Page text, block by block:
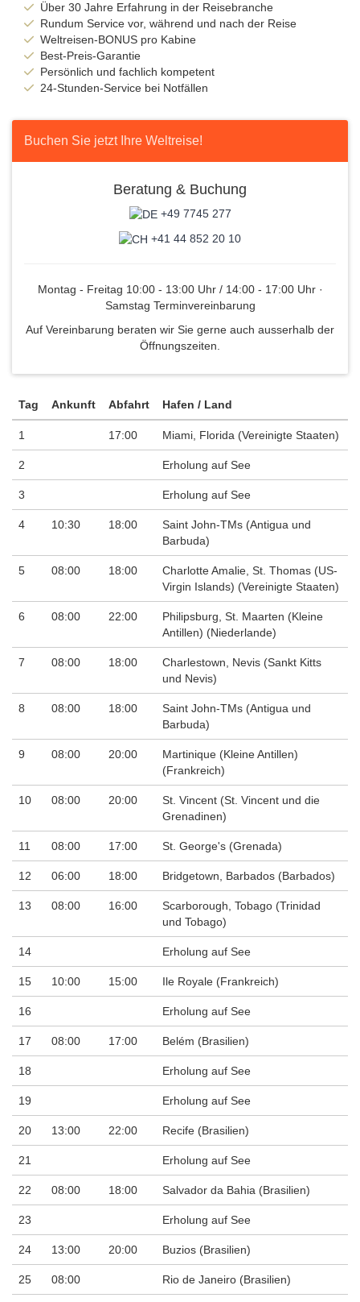
Über 30 Jahre Erfahrung in der Reisebranche
Rundum Service vor, während und nach der Reise
Weltreisen-BONUS pro Kabine
Best-Preis-Garantie
Persönlich und fachlich kompetent
24-Stunden-Service bei Notfällen
Buchen Sie jetzt Ihre Weltreise!
Beratung & Buchung
+49 7745 277
+41 44 852 20 10
Montag - Freitag 10:00 - 13:00 Uhr / 14:00 - 17:00 Uhr ·
Samstag Terminvereinbarung
Auf Vereinbarung beraten wir Sie gerne auch ausserhalb der
Öffnungszeiten.
Tag Ankunft Abfahrt Hafen / Land
1 17:00 Miami, Florida (Vereinigte Staaten)
2 Erholung auf See
3 Erholung auf See
4 10:30 18:00
Saint John-TMs (Antigua und
Barbuda)
5 08:00 18:00
Charlotte Amalie, St. Thomas (US-
Virgin Islands) (Vereinigte Staaten)
6 08:00 22:00
Philipsburg, St. Maarten (Kleine
Antillen) (Niederlande)
7 08:00 18:00
Charlestown, Nevis (Sankt Kitts
und Nevis)
8 08:00 18:00
Saint John-TMs (Antigua und
Barbuda)
9 08:00 20:00
Martinique (Kleine Antillen)
(Frankreich)
10 08:00 20:00
St. Vincent (St. Vincent und die
Grenadinen)
11 08:00 17:00 St. George's (Grenada)
12 06:00 18:00 Bridgetown, Barbados (Barbados)
13 08:00 16:00
Scarborough, Tobago (Trinidad
und Tobago)
14 Erholung auf See
15 10:00 15:00 Ile Royale (Frankreich)
16 Erholung auf See
17 08:00 17:00 Belém (Brasilien)
18 Erholung auf See
19 Erholung auf See
20 13:00 22:00 Recife (Brasilien)
21 Erholung auf See
22 08:00 18:00 Salvador da Bahia (Brasilien)
23 Erholung auf See
24 13:00 20:00 Buzios (Brasilien)
25 08:00 Rio de Janeiro (Brasilien)